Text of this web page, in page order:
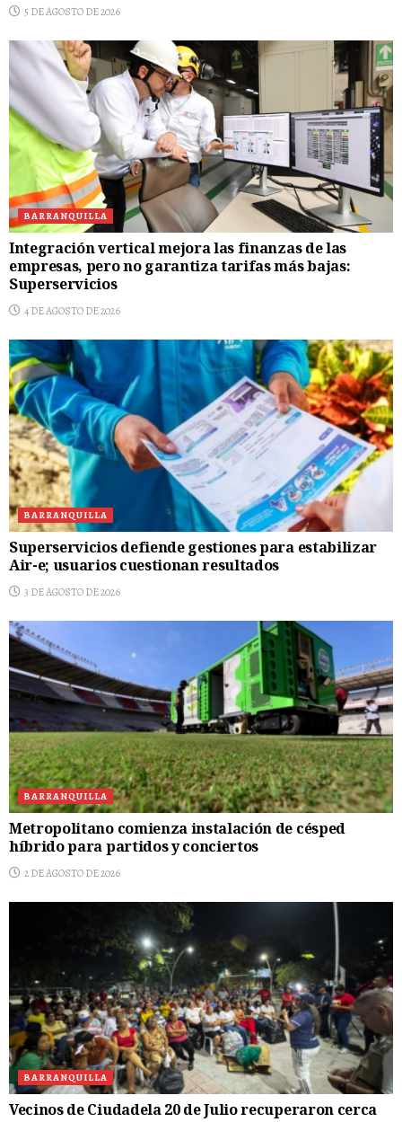
5 DE AGOSTO DE 2026
BARRANQUILLA
Integración vertical mejora las finanzas de las
empresas, pero no garantiza tarifas más bajas:
Superservicios
4 DE AGOSTO DE 2026
BARRANQUILLA
Superservicios defiende gestiones para estabilizar
Air-e; usuarios cuestionan resultados
3 DE AGOSTO DE 2026
BARRANQUILLA
Metropolitano comienza instalación de césped
híbrido para partidos y conciertos
2 DE AGOSTO DE 2026
BARRANQUILLA
Vecinos de Ciudadela 20 de Julio recuperaron cerca